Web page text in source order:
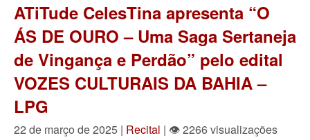
ATiTude CelesTina apresenta “O
ÁS DE OURO – Uma Saga Sertaneja
de Vingança e Perdão” pelo edital
VOZES CULTURAIS DA BAHIA –
LPG
22 de março de 2025 | Recital | 👁 2266 visualizações